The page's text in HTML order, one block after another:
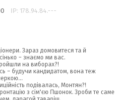
IP: 178.94.84.---
Зараз домовитеся та й
– знаємо ми вас.
на виборах?!
– будучи кандидатом, вона теж
подівалась, Монтян?!
з сім'єю Пшонок. Зроби те саме